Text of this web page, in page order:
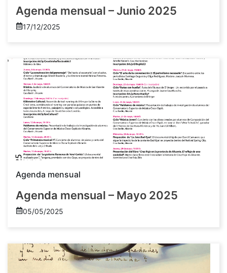
Agenda mensual – Junio 2025
17/12/2025
Agenda mensual
Agenda mensual – Mayo 2025
05/05/2025